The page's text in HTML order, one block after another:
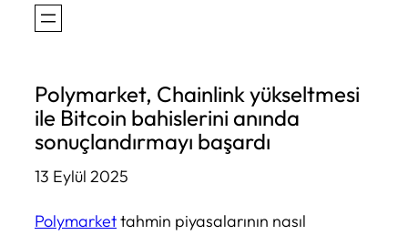
Polymarket, Chainlink yükseltmesi
ile Bitcoin bahislerini anında
sonuçlandırmayı başardı
13 Eylül 2025
Polymarkettahmin piyasalarının nasıl